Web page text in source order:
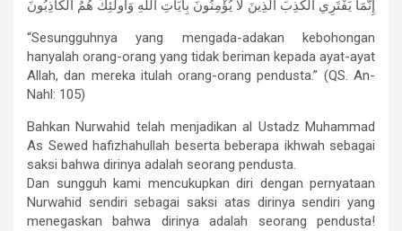
إِنَّمَا يَفْتَرِي الْكَذِبَ الَّذِينَ لاَ يُؤْمِنُونَ بِآيَاتِ اللهِ وَأُولَئِكَ هُمُ الْكَاذِبُونَ
“Sesungguhnya yang mengada-adakan kebohongan
hanyalah orang-orang yang tidak beriman kepada ayat-ayat
Allah, dan mereka itulah orang-orang pendusta.” (QS. An-
Nahl: 105)
Bahkan Nurwahid telah menjadikan al Ustadz Muhammad
As Sewed hafizhahullah beserta beberapa ikhwah sebagai
saksi bahwa dirinya adalah seorang pendusta.
Dan sungguh kami mencukupkan diri dengan pernyataan
Nurwahid sendiri sebagai saksi atas dirinya sendiri yang
menegaskan bahwa dirinya adalah seorang pendusta!